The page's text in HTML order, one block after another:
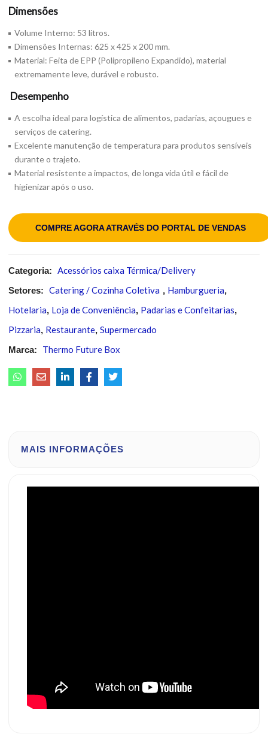
Dimensões
Volume Interno: 53 litros.
Dimensões Internas: 625 x 425 x 200 mm.
Material: Feita de EPP (Polipropileno Expandido), material
extremamente leve, durável e robusto.
Desempenho
A escolha ideal para logística de alimentos, padarias, açougues e
serviços de catering.
Excelente manutenção de temperatura para produtos sensíveis
durante o trajeto.
Material resistente a impactos, de longa vida útil e fácil de
higienizar após o uso.
COMPRE AGORA ATRAVÉS DO PORTAL DE VENDAS
Categoria: Acessórios caixa Térmica/Delivery
Setores: Catering / Cozinha Coletiva , Hamburgueria,
Hotelaria, Loja de Conveniência, Padarias e Confeitarias,
Pizzaria, Restaurante,Supermercado
Marca: Thermo Future Box
MAIS INFORMAÇÕES